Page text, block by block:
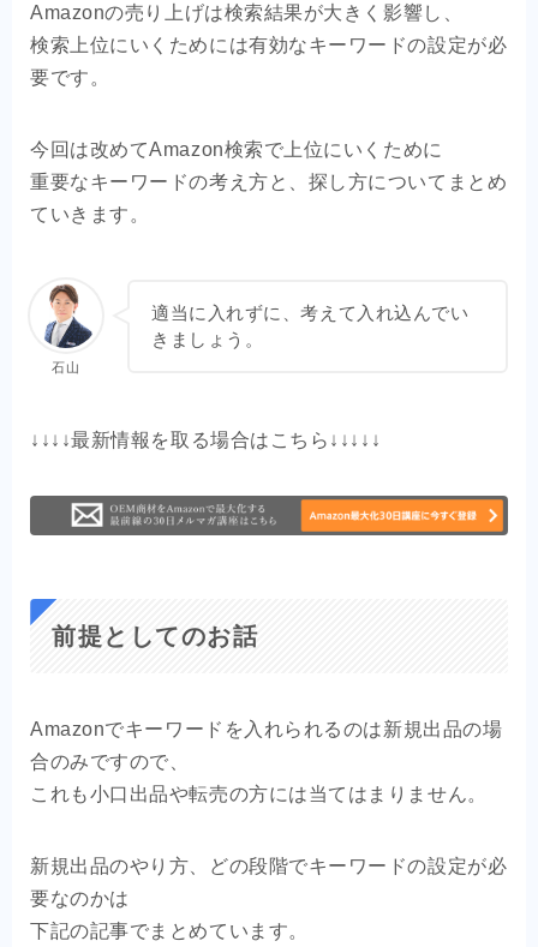
Amazonの売り上げは検索結果が大きく影響し、
検索上位にいくためには有効なキーワードの設定が必
要です。
今回は改めてAmazon検索で上位にいくために
重要なキーワードの考え方と、探し方についてまとめ
ていきます。
石山
適当に入れずに、考えて入れ込んでい
きましょう。
↓↓↓↓最新情報を取る場合はこちら↓↓↓↓↓
前提としてのお話
Amazonでキーワードを入れられるのは新規出品の場
合のみですので、
これも小口出品や転売の方には当てはまりません。
新規出品のやり方、どの段階でキーワードの設定が必
要なのかは
下記の記事でまとめています。